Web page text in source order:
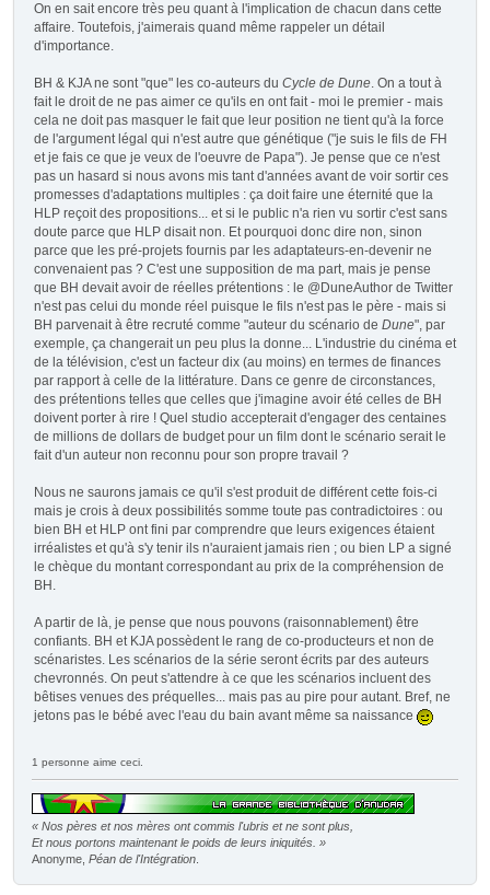
On en sait encore très peu quant à l'implication de chacun dans cette
affaire. Toutefois, j'aimerais quand même rappeler un détail
d'importance.
BH & KJA ne sont "que" les co-auteurs du Cycle de Dune. On a tout à
fait le droit de ne pas aimer ce qu'ils en ont fait - moi le premier - mais
cela ne doit pas masquer le fait que leur position ne tient qu'à la force
de l'argument légal qui n'est autre que génétique ("je suis le fils de FH
et je fais ce que je veux de l'oeuvre de Papa"). Je pense que ce n'est
pas un hasard si nous avons mis tant d'années avant de voir sortir ces
promesses d'adaptations multiples : ça doit faire une éternité que la
HLP reçoit des propositions... et si le public n'a rien vu sortir c'est sans
doute parce que HLP disait non. Et pourquoi donc dire non, sinon
parce que les pré-projets fournis par les adaptateurs-en-devenir ne
convenaient pas ? C'est une supposition de ma part, mais je pense
que BH devait avoir de réelles prétentions : le @DuneAuthor de Twitter
n'est pas celui du monde réel puisque le fils n'est pas le père - mais si
BH parvenait à être recruté comme "auteur du scénario de Dune", par
exemple, ça changerait un peu plus la donne... L'industrie du cinéma et
de la télévision, c'est un facteur dix (au moins) en termes de finances
par rapport à celle de la littérature. Dans ce genre de circonstances,
des prétentions telles que celles que j'imagine avoir été celles de BH
doivent porter à rire ! Quel studio accepterait d'engager des centaines
de millions de dollars de budget pour un film dont le scénario serait le
fait d'un auteur non reconnu pour son propre travail ?
Nous ne saurons jamais ce qu'il s'est produit de différent cette fois-ci
mais je crois à deux possibilités somme toute pas contradictoires : ou
bien BH et HLP ont fini par comprendre que leurs exigences étaient
irréalistes et qu'à s'y tenir ils n'auraient jamais rien ; ou bien LP a signé
le chèque du montant correspondant au prix de la compréhension de
BH.
A partir de là, je pense que nous pouvons (raisonnablement) être
confiants. BH et KJA possèdent le rang de co-producteurs et non de
scénaristes. Les scénarios de la série seront écrits par des auteurs
chevronnés. On peut s'attendre à ce que les scénarios incluent des
bêtises venues des préquelles... mais pas au pire pour autant. Bref, ne
jetons pas le bébé avec l'eau du bain avant même sa naissance
1 personne aime ceci.
« Nos pères et nos mères ont commis l'ubris et ne sont plus,
Et nous portons maintenant le poids de leurs iniquités. »
Anonyme, Péan de l'Intégration